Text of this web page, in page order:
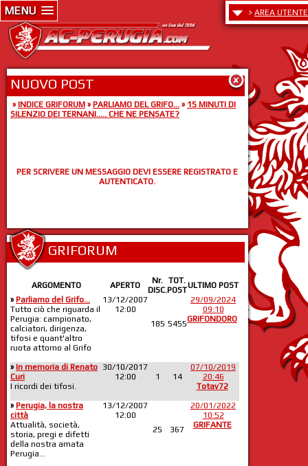
MENU > AREA UTENTE
NUOVO POST
» INDICE GRIFORUM » PARLIAMO DEL GRIFO... » 15 MINUTI DI
SILENZIO DEI TERNANI..... CHE NE PENSATE?
PER SCRIVERE UN MESSAGGIO DEVI ESSERE REGISTRATO E
AUTENTICATO.
GRIFORUM
ARGOMENTO APERTO
Nr.
DISC.
TOT.
POSTULTIMO POST
» Parliamo del Grifo...
Tutto ciò che riguarda il
Perugia: campionato,
calciatori, dirigenza,
tifosi e quant'altro
ruota attorno al Grifo
13/12/2007
12:00
185 5455
29/09/2024
09:10
GRIFONDORO
» In memoria di Renato
Curi
I ricordi dei tifosi.
30/10/2017
12:00
1 14
07/10/2019
20:46
Totav72
» Perugia, la nostra
città
Attualità, società,
storia, pregi e difetti
della nostra amata
Perugia...
13/12/2007
12:00
25
367
20/01/2022
10:52
GRIFANTE